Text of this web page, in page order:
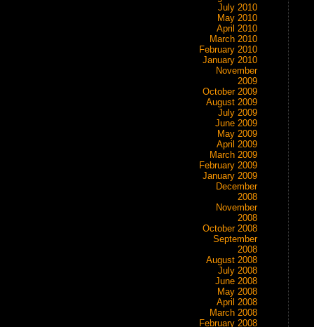
July 2010
May 2010
April 2010
March 2010
February 2010
January 2010
November
2009
October 2009
August 2009
July 2009
June 2009
May 2009
April 2009
March 2009
February 2009
January 2009
December
2008
November
2008
October 2008
September
2008
August 2008
July 2008
June 2008
May 2008
April 2008
March 2008
February 2008